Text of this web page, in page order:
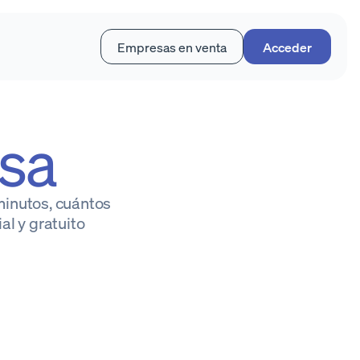
Empresas en venta Acceder
cuántos
y gratuito